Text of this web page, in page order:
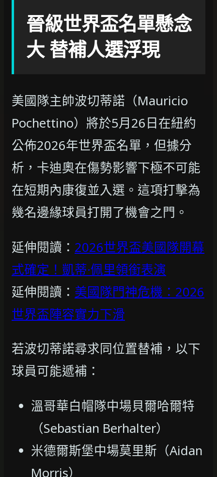
晉級世界盃名單懸念
大 替補人選浮現
美國隊主帥波切蒂諾（Mauricio
Pochettino）將於5月26日在紐約
公佈2026年世界盃名單，但據分
析，卡迪奧在傷勢影響下極不可能
在短期內康復並入選。這項打擊為
幾名邊緣球員打開了機會之門。
延伸閱讀： 2026世界盃美國隊開幕
式確定！凱蒂·佩里領銜表演
延伸閱讀： 美國隊門神危機：2026
世界盃陣容實力下滑
若波切蒂諾尋求同位置替補，以下
球員可能遞補：
溫哥華白帽隊中場貝爾哈爾特
（Sebastian Berhalter）
米德爾斯堡中場莫里斯（Aidan
Morris）